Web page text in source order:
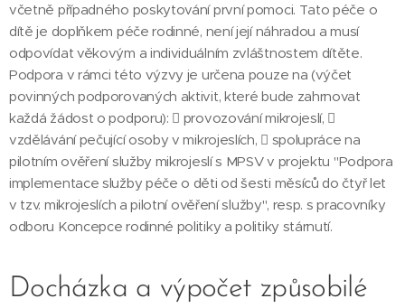
včetně případného poskytování první pomoci. Tato péče o
dítě je doplňkem péče rodinné, není její náhradou a musí
odpovídat věkovým a individuálním zvláštnostem dítěte.
Podpora v rámci této výzvy je určena pouze na (výčet
povinných podporovaných aktivit, které bude zahrnovat
každá žádost o podporu):  provozování mikrojeslí, 
vzdělávání pečující osoby v mikrojeslích,  spolupráce na
pilotním ověření služby mikrojeslí s MPSV v projektu "Podpora
implementace služby péče o děti od šesti měsíců do čtyř let
v tzv. mikrojeslích a pilotní ověření služby", resp. s pracovníky
odboru Koncepce rodinné politiky a politiky stárnutí.
Docházka a výpočet způsobilé